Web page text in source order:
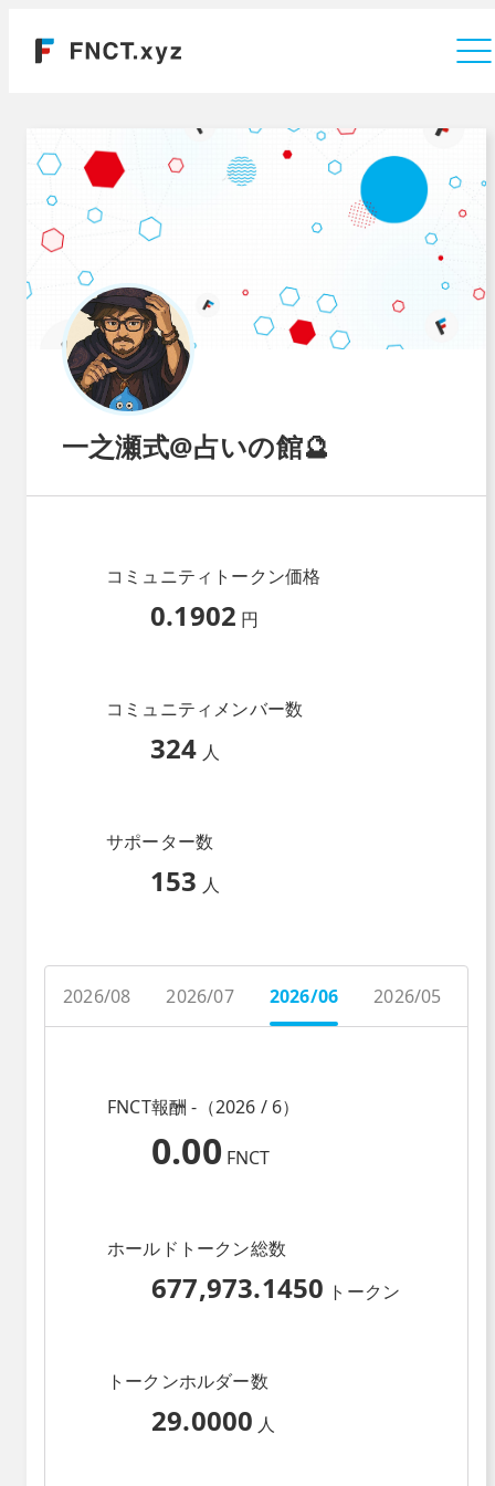
一之瀬式@占いの館🔮
コミュニティトークン価格
0.1902 円
コミュニティメンバー数
324 人
サポーター数
153 人
2026/08 2026/07 2026/06 2026/05
FNCT報酬 -（2026 / 6）
0.00 FNCT
ホールドトークン総数
677,973.1450 トークン
トークンホルダー数
29.0000 人